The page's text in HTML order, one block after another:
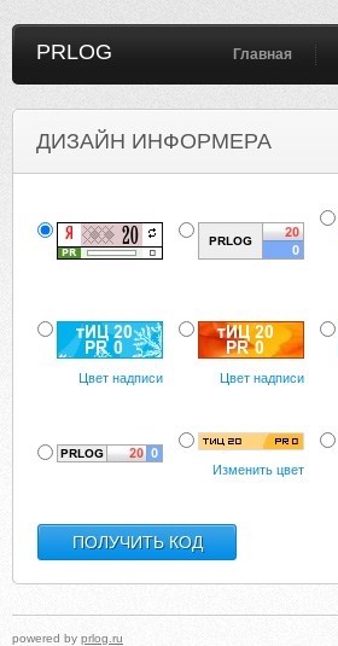
PRLOG Главная
ДИЗАЙН ИНФОРМЕРА
Цвет надписи Цвет надписи
Изменить цвет
powered by prlog.ru